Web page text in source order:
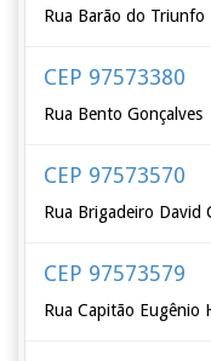
Rua Barão do
CEP 97573380
Rua Bento Gonçalves
CEP 97573570
Rua Brigadeiro David
CEP 97573579
Rua Capitão Eugênio